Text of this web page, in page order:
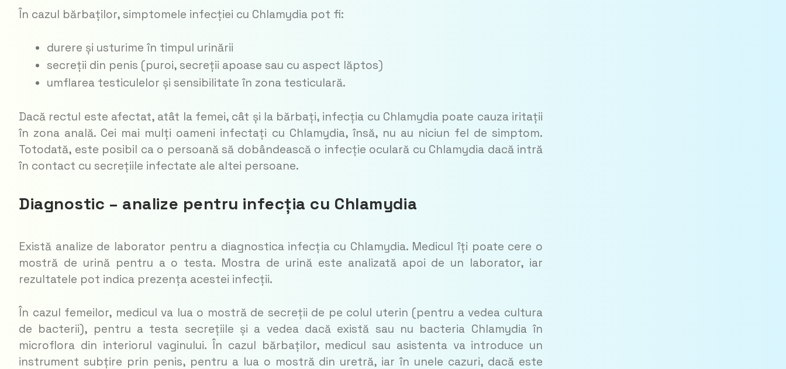
În cazul bărbaților, simptomele infecției cu Chlamydia pot fi:
durere și usturime în timpul urinării
secreții din penis (puroi, secreții apoase sau cu aspect lăptos)
umflarea testiculelor și sensibilitate în zona testiculară.
Dacă rectul este afectat, atât la femei, cât și la bărbați, infecția cu Chlamydia poate cauza iritații
în zona anală. Cei mai mulți oameni infectați cu Chlamydia, însă, nu au niciun fel de simptom.
Totodată, este posibil ca o persoană să dobândească o infecție oculară cu Chlamydia dacă intră
în contact cu secrețiile infectate ale altei persoane.
Diagnostic – analize pentru infecția cu Chlamydia
Există analize de laborator pentru a diagnostica infecția cu Chlamydia. Medicul îți poate cere o
mostră de urină pentru a o testa. Mostra de urină este analizată apoi de un laborator, iar
rezultatele pot indica prezența acestei infecții.
În cazul femeilor, medicul va lua o mostră de secreții de pe colul uterin (pentru a vedea cultura
de bacterii), pentru a testa secrețiile și a vedea dacă există sau nu bacteria Chlamydia în
microflora din interiorul vaginului. În cazul bărbaților, medicul sau asistenta va introduce un
instrument subțire prin penis, pentru a lua o mostră din uretră, iar în unele cazuri, dacă este